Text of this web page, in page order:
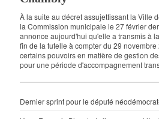
À la suite au décret assujettissant la Ville
la Commission municipale le 27 février
annonce aujourd'hui qu'elle a transmis à
fin de la tutelle à compter du 29
certains pouvoirs en matière de gestion
pour une période d'accompagnement
Dernier sprint pour le député